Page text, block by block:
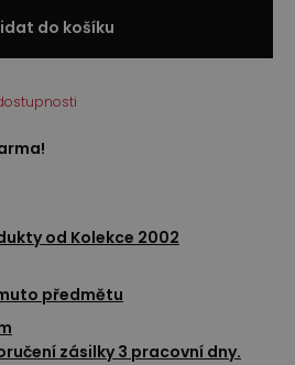
do košíku
od Kolekce 2002
předmětu
zásilky 3 pracovní dny.